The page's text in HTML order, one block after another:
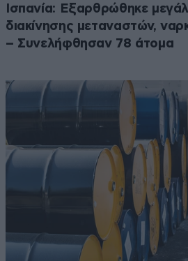
Ισπανία: Εξαρθρώθηκε
διακίνησης μεταναστών,
– Συνελήφθησαν 78 άτομα